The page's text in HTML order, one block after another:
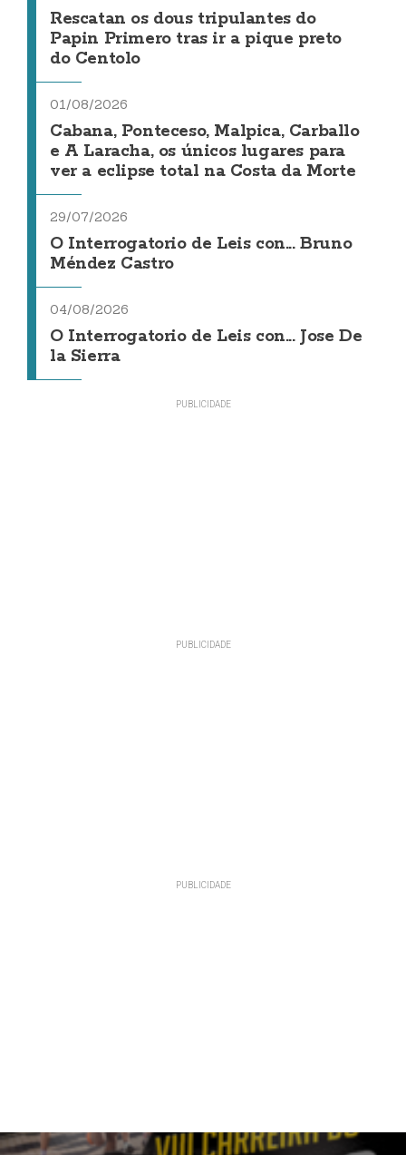
Rescatan os dous tripulantes do
Papin Primero tras ir a pique preto
do Centolo
01/08/2026
Cabana, Ponteceso, Malpica, Carballo
e A Laracha, os únicos lugares para
ver a eclipse total na Costa da Morte
29/07/2026
O Interrogatorio de Leis con... Bruno
Méndez Castro
04/08/2026
O Interrogatorio de Leis con... Jose De
la Sierra